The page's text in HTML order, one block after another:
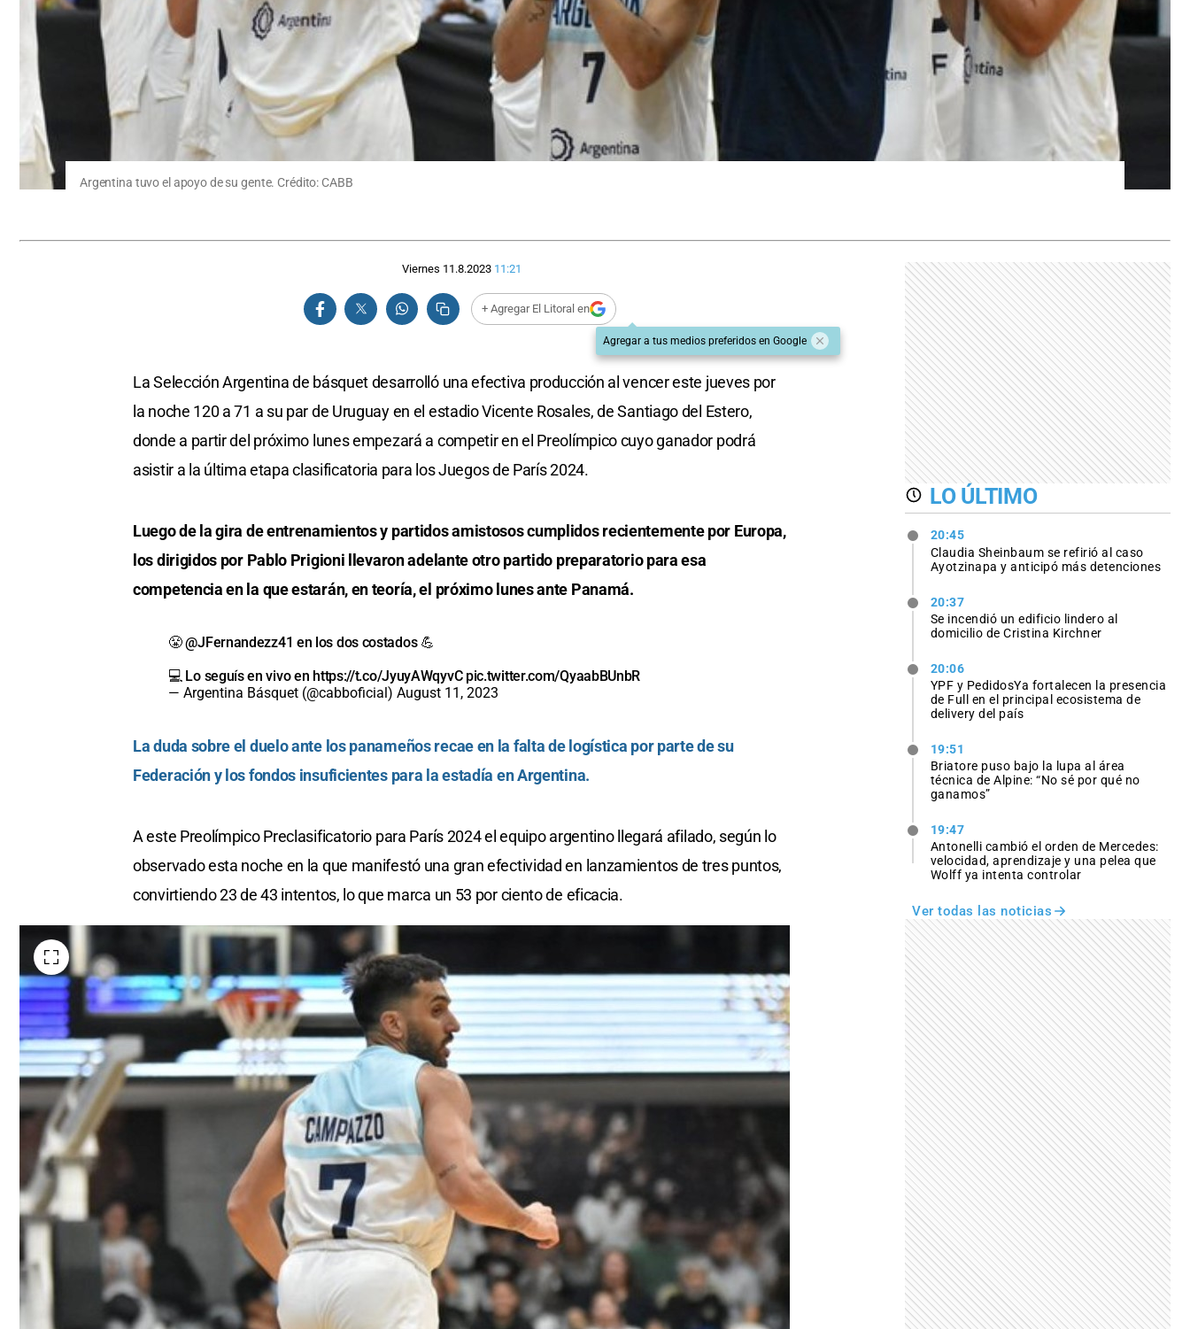
Argentina tuvo el apoyo de su gente. Crédito: CABB
Viernes 11.8.2023 11:21
+ Agregar El Litoral en
Agregar a tus medios preferidos en Google
La Selección Argentina de básquet desarrolló una efectiva producción al vencer este jueves por
la noche 120 a 71 a su par de Uruguay en el estadio Vicente Rosales, de Santiago del Estero,
donde a partir del próximo lunes empezará a competir en el Preolímpico cuyo ganador podrá
asistir a la última etapa clasificatoria para los Juegos de París 2024.
Luego de la gira de entrenamientos y partidos amistosos cumplidos recientemente por Europa,
los dirigidos por Pablo Prigioni llevaron adelante otro partido preparatorio para esa
competencia en la que estarán, en teoría, el próximo lunes ante Panamá.
😤@JFernandezz41 en los dos costados 💪
💻 Lo seguís en vivo en https://t.co/JyuyAWqyvC pic.twitter.com/QyaabBUnbR
— Argentina Básquet (@cabboficial) August 11, 2023
La duda sobre el duelo ante los panameños recae en la falta de logística por parte de su
Federación y los fondos insuficientes para la estadía en Argentina.
A este Preolímpico Preclasificatorio para París 2024 el equipo argentino llegará afilado, según lo
observado esta noche en la que manifestó una gran efectividad en lanzamientos de tres puntos,
convirtiendo 23 de 43 intentos, lo que marca un 53 por ciento de eficacia.
LO ÚLTIMO
20:45
Claudia Sheinbaum se refirió al caso
Ayotzinapa y anticipó más detenciones
20:37
Se incendió un edificio lindero al
domicilio de Cristina Kirchner
20:06
YPF y PedidosYa fortalecen la presencia
de Full en el principal ecosistema de
delivery del país
19:51
Briatore puso bajo la lupa al área
técnica de Alpine: “No sé por qué no
ganamos”
19:47
Antonelli cambió el orden de Mercedes:
velocidad, aprendizaje y una pelea que
Wolff ya intenta controlar
Ver todas las noticias